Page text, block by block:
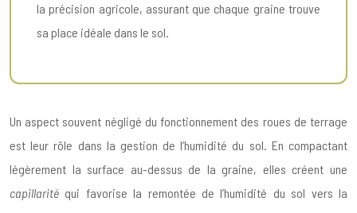
la précision agricole, assurant que chaque graine trouve
sa place idéale dans le sol.
Un aspect souvent négligé du fonctionnement des roues de terrage
est leur rôle dans la gestion de l’humidité du sol. En compactant
légèrement la surface au-dessus de la graine, elles créent une
capillarité qui favorise la remontée de l’humidité du sol vers la